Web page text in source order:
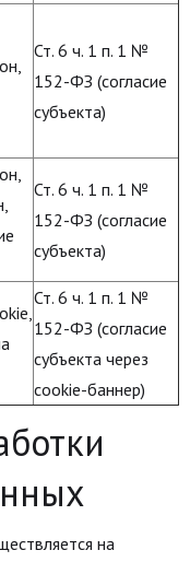
Ст. 6 ч. 1 п. 1 №
152-ФЗ (согласие
субъекта)
Ст. 6 ч. 1 п. 1 №
152-ФЗ (согласие
субъекта)
Ст. 6 ч. 1 п. 1 №
152-ФЗ (согласие
субъекта через
cookie-баннер)
на